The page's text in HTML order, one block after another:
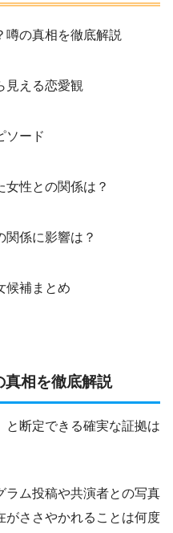
噂の真相を徹底解説
見える恋愛観
ソード
性との関係は？
関係に影響は？
候補まとめ
真相を徹底解説
と断定できる確実な証拠は
ラム投稿や共演者との写真
がささやかれることは何度